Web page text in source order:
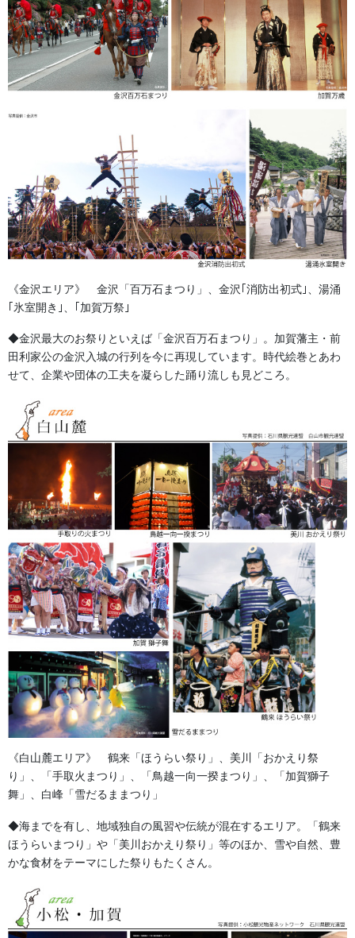
法被・半纏
別誂法被
森佐では、お祭りや町内会、各種イベントに欠かせない「オリジ
ナルはっぴ」の製作に力を入れています。 お客様が描く「理想の
仕上がり」はもちろん、「ご予算や活用シーン」といった実情に
も細やかに耳を傾け、最適な一着をご提案いたします。
【素材のこだわり】：本格的な祭り用から、扱いやすいイベ
ント用まで、最適な生地をご提案します。
【デザインの提案】：伝統的な柄から、チームの個性が光る
モダンなデザインまで幅広く対応。
【予算に合わせたご提案】：限られた予算内で最大限良いも
のを作りたい…そんなご相談も大歓迎です。
「初めて作るから何をすればいいかわからない」という方もご安
心ください。私たちが丁寧にお話を伺い、素材、デザイン、ご予
算のすべてにおいて納得のいくプランを一緒に作り上げていきま
す。
《金沢エリア》 金沢「百万石まつり」、金沢｢消防出初式｣、湯涌
｢氷室開き｣、｢加賀万祭｣
◆金沢最大のお祭りといえば「金沢百万石まつり」。加賀藩主・前
田利家公の金沢入城の行列を今に再現しています。時代絵巻とあわ
せて、企業や団体の工夫を凝らした踊り流しも見どころ。
《白山麓エリア》 鶴来「ほうらい祭り」、美川「おかえり祭
り」、「手取火まつり」、「鳥越一向一揆まつり」、「加賀獅子
舞」、白峰「雪だるままつり」
◆海までを有し、地域独自の風習や伝統が混在するエリア。「鶴来
ほうらいまつり」や「美川おかえり祭り」等のほか、雪や自然、豊
かな食材をテーマにした祭りもたくさん。